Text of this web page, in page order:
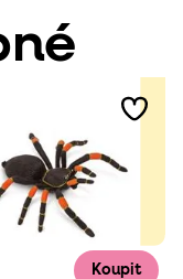
Koupit